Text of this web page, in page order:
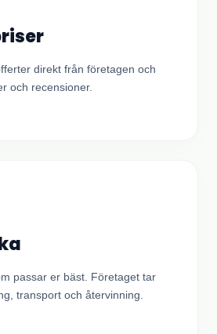
direkt från företagen och
och recensioner.
passar er bäst. Företaget tar
transport och återvinning.